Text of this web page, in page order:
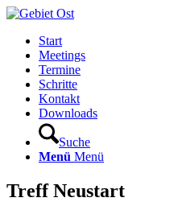
Start
Meetings
Termine
Schritte
Kontakt
Downloads
Suche
Menü Menü
Treff Neustart